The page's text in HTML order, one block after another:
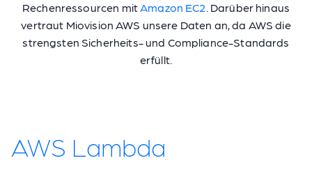
Rechenressourcen mitAmazon EC2. Darüber hinaus
vertraut Miovision AWS unsere Daten an, da AWS die
strengsten Sicherheits- und Compliance-Standards
erfüllt.
AWS Lambda